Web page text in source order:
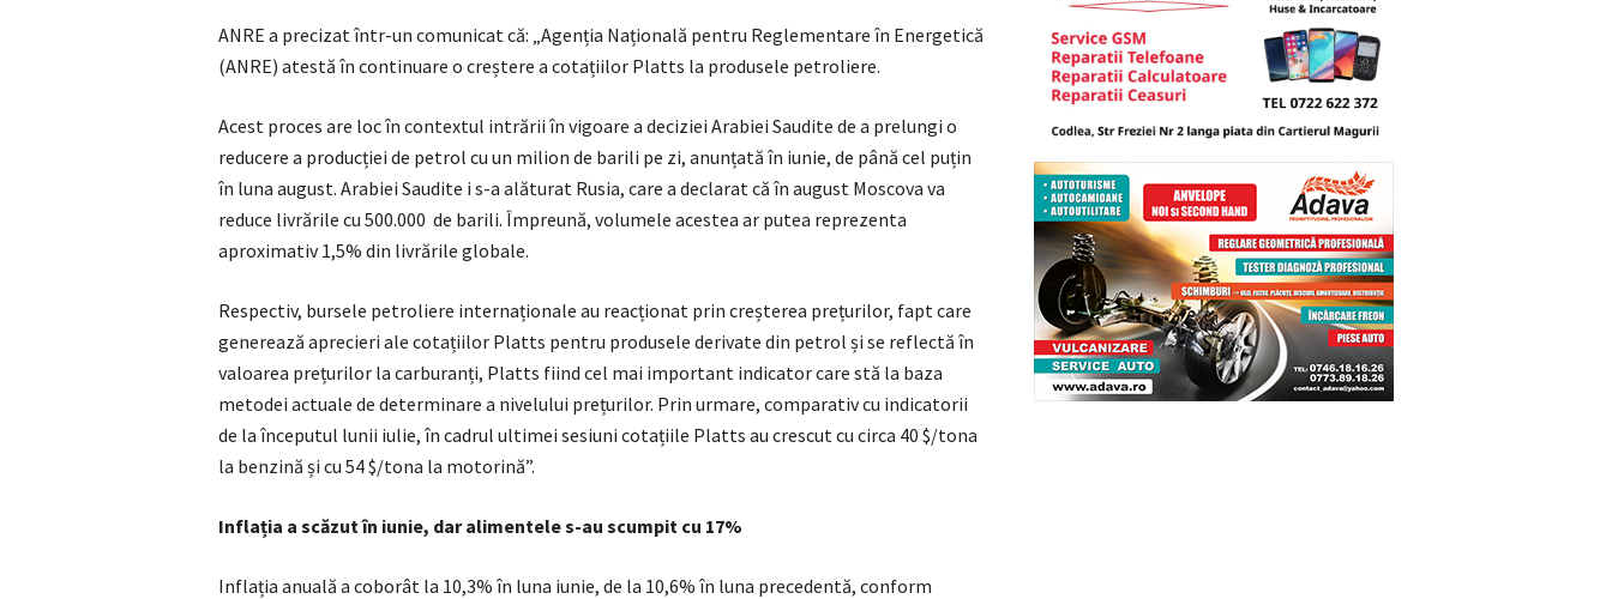
ANRE a precizat într-un comunicat că: „Agenția Națională pentru Reglementare în Energetică
(ANRE) atestă în continuare o creștere a cotațiilor Platts la produsele petroliere.
Acest proces are loc în contextul intrării în vigoare a deciziei Arabiei Saudite de a prelungi o
reducere a producției de petrol cu un milion de barili pe zi, anunțată în iunie, de până cel puțin
în luna august. Arabiei Saudite i s-a alăturat Rusia, care a declarat că în august Moscova va
reduce livrările cu 500.000 de barili. Împreună, volumele acestea ar putea reprezenta
aproximativ 1,5% din livrările globale.
Respectiv, bursele petroliere internaționale au reacționat prin creșterea prețurilor, fapt care
generează aprecieri ale cotațiilor Platts pentru produsele derivate din petrol și se reflectă în
valoarea prețurilor la carburanți, Platts fiind cel mai important indicator care stă la baza
metodei actuale de determinare a nivelului prețurilor. Prin urmare, comparativ cu indicatorii
de la începutul lunii iulie, în cadrul ultimei sesiuni cotațiile Platts au crescut cu circa 40 $/tona
la benzină și cu 54 $/tona la motorină”.
Inflația a scăzut în iunie, dar alimentele s-au scumpit cu 17%
Inflația anuală a coborât la 10,3% în luna iunie, de la 10,6% în luna precedentă, conform